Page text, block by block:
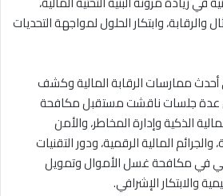
والرقابة، وابتكار الحلول لمواجهة التحديات
ممارسات الرقابة المالية وكشف
جلسات ناقشت مستقبل مكافحة
الذكية وإدارة المخاطر، والأمن
والجرائم المالية الرقمية، ودور التقنيات
في مكافحة غسل الأموال وتمويل
والابتكار الإشرافي.